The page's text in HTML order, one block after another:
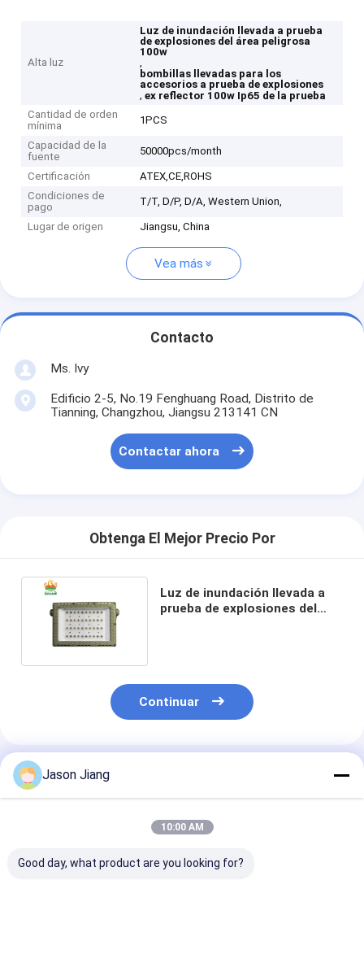
Alta luz
Luz de inundación llevada a prueba
de explosiones del área peligrosa
100w
,
bombillas llevadas para los
accesorios a prueba de explosiones
,ex reflector 100w Ip65 de la prueba
Cantidad de orden
mínima
1PCS
Capacidad de la
fuente
50000pcs/month
Certificación
ATEX,CE,ROHS
Condiciones de
pago
T/T, D/P, D/A, Western Union,
Lugar de origen Jiangsu, China
Vea más
Contacto
Ms. Ivy
Edificio 2-5, No.19 Fenghuang Road, Distrito de
Tianning, Changzhou, Jiangsu 213141 CN
Contactar ahora
Obtenga El Mejor Precio Por
Luz de inundación llevada a
prueba de explosiones del
Continuar
Productos Recomendados
Jason Jiang
10:00 AM
Good day, what product are you looking for?